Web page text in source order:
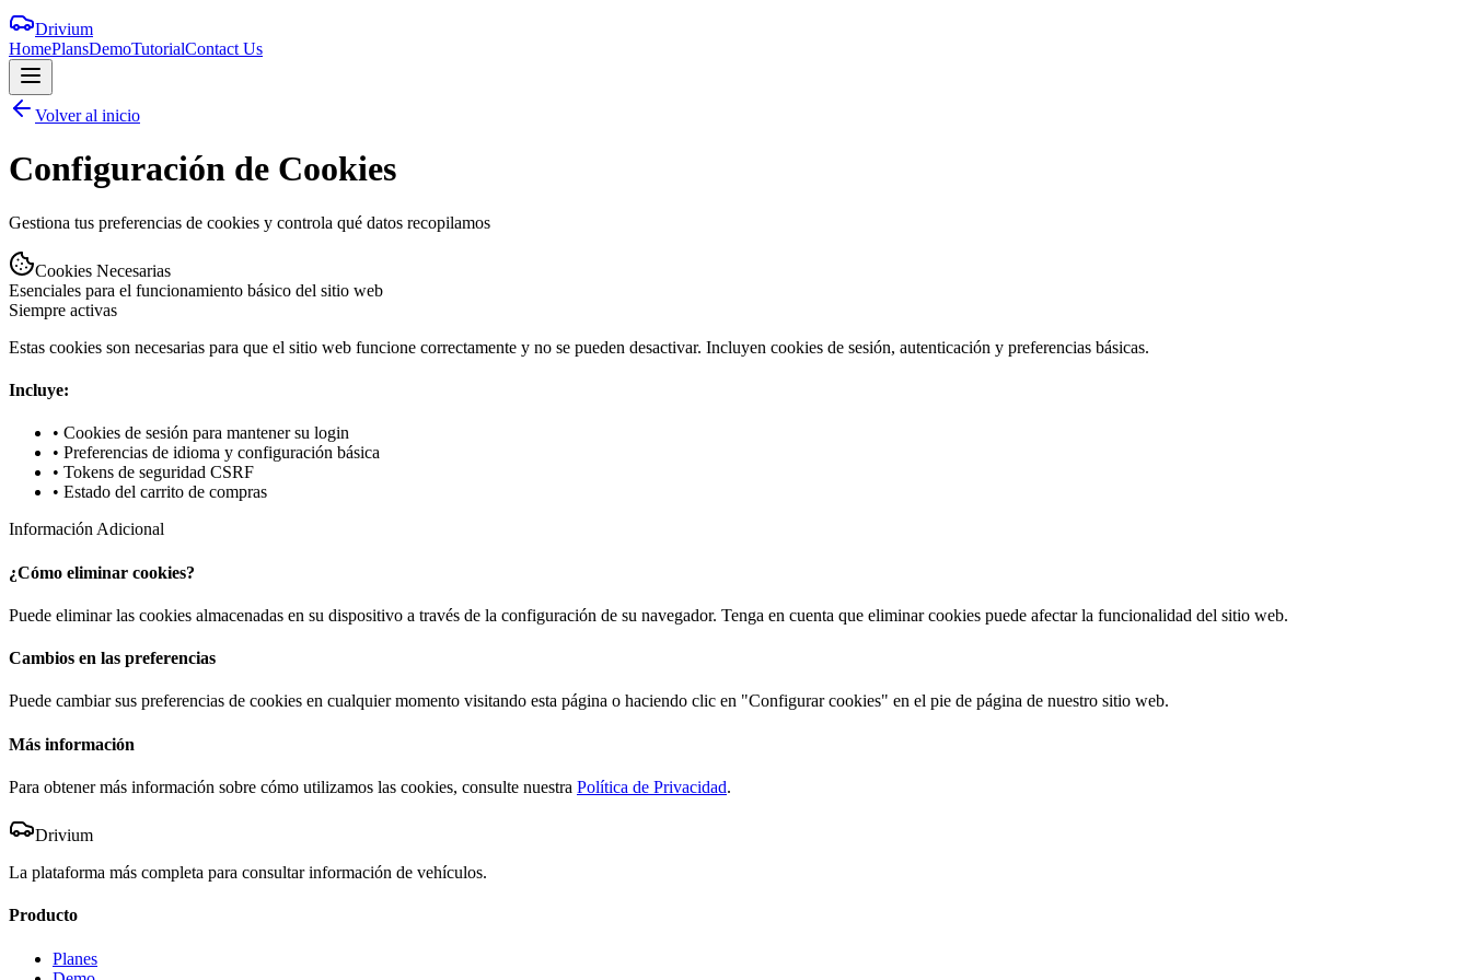
Drivium
HomePlansDemoTutorialContact Us
Volver al inicio
Configuración de Cookies
Gestiona tus preferencias de cookies y controla qué datos recopilamos
Cookies Necesarias
Esenciales para el funcionamiento básico del sitio web
Siempre activas
Estas cookies son necesarias para que el sitio web funcione correctamente y no se pueden desactivar. Incluyen cookies de sesión, autenticación y preferencias básicas.
Incluye:
• Cookies de sesión para mantener su login
• Preferencias de idioma y configuración básica
• Tokens de seguridad CSRF
• Estado del carrito de compras
Información Adicional
¿Cómo eliminar cookies?
Puede eliminar las cookies almacenadas en su dispositivo a través de la configuración de su navegador. Tenga en cuenta que eliminar cookies puede afectar la funcionalidad del sitio web.
Cambios en las preferencias
Puede cambiar sus preferencias de cookies en cualquier momento visitando esta página o haciendo clic en "Configurar cookies" en el pie de página de nuestro sitio web.
Más información
Para obtener más información sobre cómo utilizamos las cookies, consulte nuestra Política de Privacidad.
Drivium
La plataforma más completa para consultar información de vehículos.
Producto
Planes